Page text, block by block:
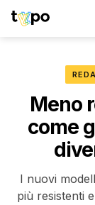
Meno
come
I nuovi
più resistenti